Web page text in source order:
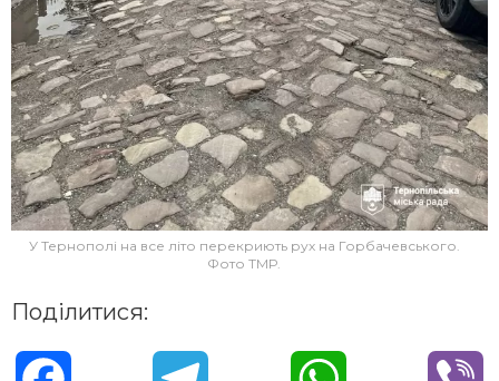
У Тернополі на все літо перекриють рух на Горбачевського.
Фото ТМР.
Поділитися: